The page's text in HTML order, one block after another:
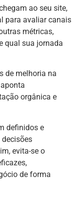
ao seu site,
para avaliar canais
métricas,
qual sua jornada
de melhoria na
orgânica e
definidos e
evita-se o
de forma